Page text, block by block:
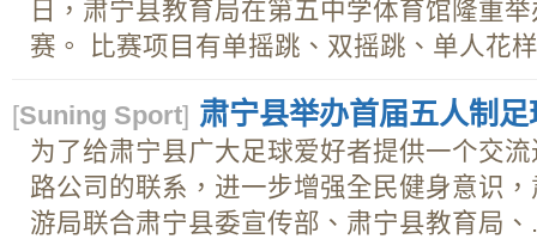
日，肃宁县教育局在第五中学体育馆隆重
赛。 比赛项目有单摇跳、双摇跳、单人花
[Suning Sport] 肃宁县举办首届五人制足
为了给肃宁县广大足球爱好者提供一个交
路公司的联系，进一步增强全民健身意识
游局联合肃宁县委宣传部、肃宁县教育局、